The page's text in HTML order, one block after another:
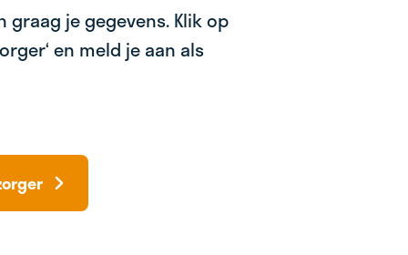
graag je gegevens. Klik op
en meld je aan als